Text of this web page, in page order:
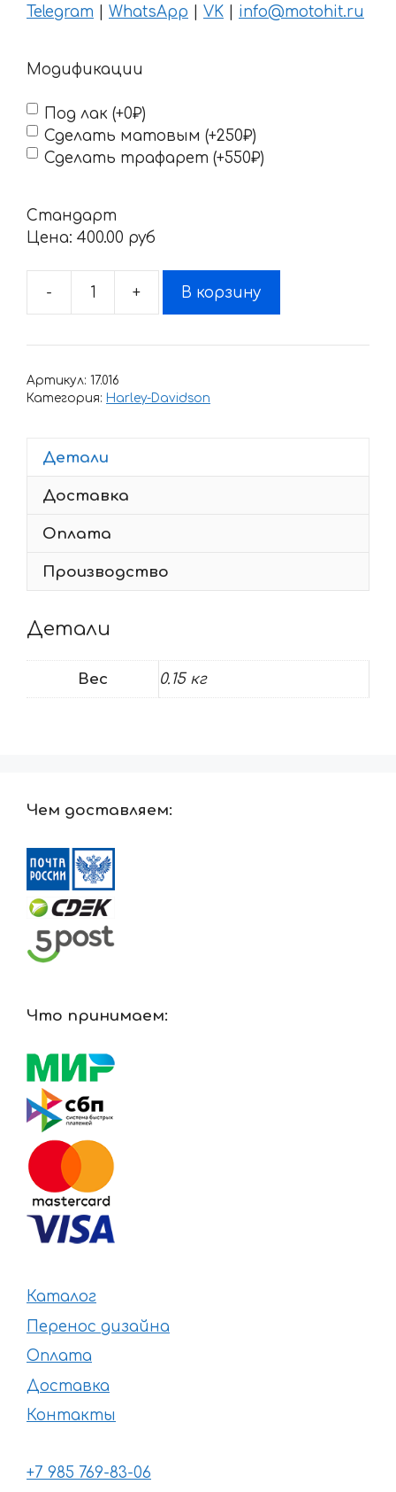
Telegram
WhatsApp VK info@motohit.ru
Модификации
Под лак (+0₽)
Сделать матовым (+250₽)
Сделать трафарет (+550₽)
Стандарт
Цена: 400.00 pyб
-
Количество
Наклейка
DAVIDSON
+ В корзину
Артикул: 17.016
Категория: Harley-Davidson
Детали
Доставка
Оплата
Производство
Детали
Вес 0.15 кг
Чем доставляем:
Что принимаем:
Каталог
Перенос дизайна
Оплата
Доставка
Контакты
+7 985 769-83-06